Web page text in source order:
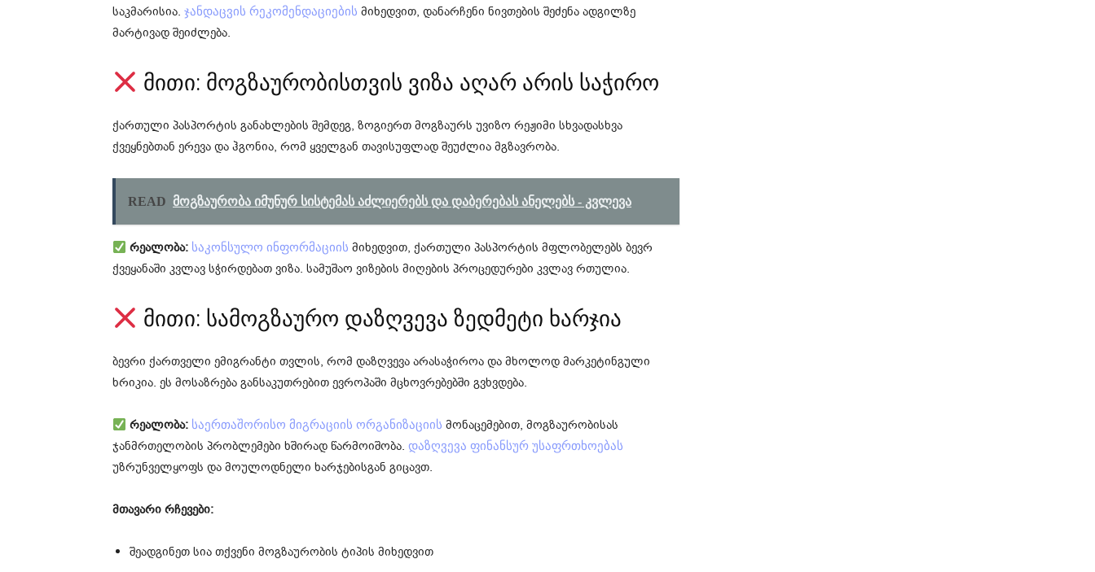
საკმარისია. ჯანდაცვის რეკომენდაციების მიხედვით, დანარჩენი ნივთების შეძენა ადგილზე
მარტივად შეიძლება.
მითი: მოგზაურობისთვის ვიზა აღარ არის საჭირო
ქართული პასპორტის განახლების შემდეგ, ზოგიერთ მოგზაურს უვიზო რეჟიმი სხვადასხვა
ქვეყნებთან ერევა და ჰგონია, რომ ყველგან თავისუფლად შეუძლია მგზავრობა.
READ მოგზაურობა იმუნურ სისტემას აძლიერებს და დაბერებას ანელებს - კვლევა
რეალობა: საკონსულო ინფორმაციის მიხედვით, ქართული პასპორტის მფლობელებს ბევრ
ქვეყანაში კვლავ სჭირდებათ ვიზა. სამუშაო ვიზების მიღების პროცედურები კვლავ რთულია.
მითი: სამოგზაურო დაზღვევა ზედმეტი ხარჯია
ბევრი ქართველი ემიგრანტი თვლის, რომ დაზღვევა არასაჭიროა და მხოლოდ მარკეტინგული
ხრიკია. ეს მოსაზრება განსაკუთრებით ევროპაში მცხოვრებებში გვხვდება.
რეალობა: საერთაშორისო მიგრაციის ორგანიზაციის მონაცემებით, მოგზაურობისას
ჯანმრთელობის პრობლემები ხშირად წარმოიშობა. დაზღვევა ფინანსურ უსაფრთხოებას
უზრუნველყოფს და მოულოდნელი ხარჯებისგან გიცავთ.
მთავარი რჩევები:
შეადგინეთ სია თქვენი მოგზაურობის ტიპის მიხედვით